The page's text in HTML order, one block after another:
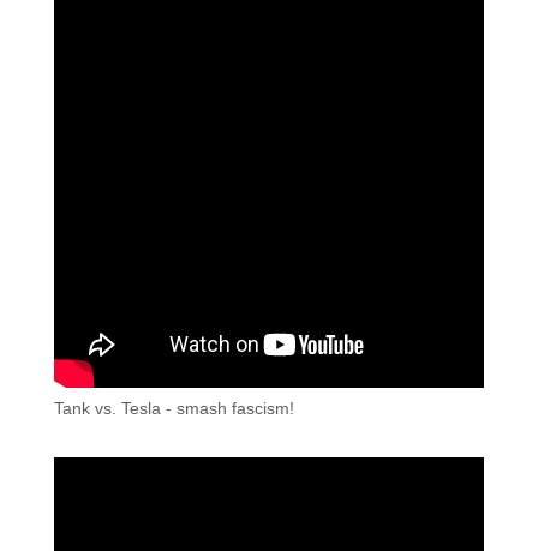
Tank vs. Tesla - smash fascism!